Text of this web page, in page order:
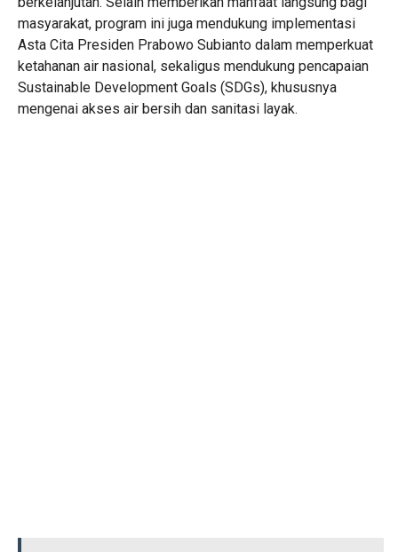
masyarakat, program ini juga mendukung implementasi
Asta Cita Presiden Prabowo Subianto dalam memperkuat
ketahanan air nasional, sekaligus mendukung pencapaian
Sustainable Development Goals (SDGs), khususnya
mengenai akses air bersih dan sanitasi layak.